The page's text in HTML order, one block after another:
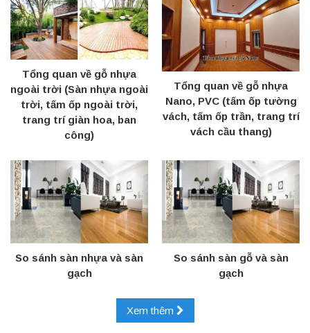
Tổng quan về gỗ nhựa
ngoài trời (Sàn nhựa ngoài
trời, tấm ốp ngoài trời,
trang trí giàn hoa, ban
công)
Tổng quan về gỗ nhựa
Nano, PVC (tấm ốp tường
vách, tấm ốp trần, trang trí
vách cầu thang)
So sánh sàn nhựa và sàn
gạch
So sánh sàn gỗ và sàn
gạch
Xem thêm